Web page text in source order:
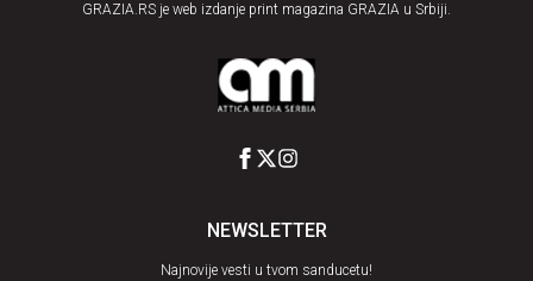
GRAZIA.RS je web izdanje print magazina GRAZIA u Srbiji.
NEWSLETTER
Najnovije vesti u tvom sanducetu!